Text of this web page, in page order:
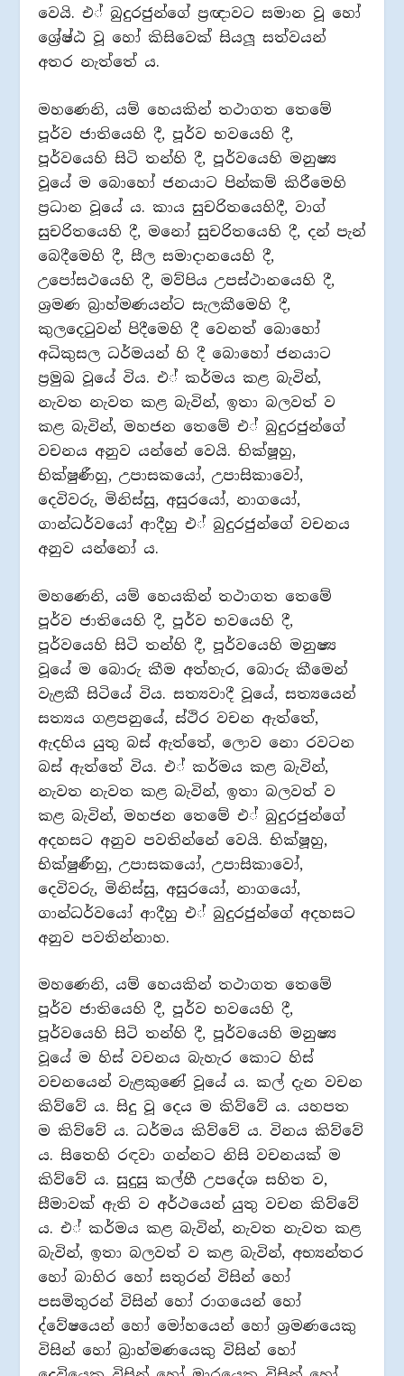
වෙයි. එ් බුදුරජුන්ගේ ප‍්‍රඥාවට සමාන වූ හෝ
ශ්‍රේෂ්ඨ වූ හෝ කිසිවෙක් සියලූ සත්වයන්
අතර නැත්තේ ය.
මහණෙනි, යම් හෙයකින් තථාගත තෙමේ
පූර්ව ජාතියෙහි දී, පූර්ව භවයෙහි දී,
පූර්වයෙහි සිටි තන්හි දී, පූර්වයෙහි මනුෂ්‍ය
වූයේ ම බොහෝ ජනයාට පින්කම් කිරීමෙහි
ප‍්‍රධාන වූයේ ය. කාය සුචරිතයෙහිදී, වාග්
සුචරිතයෙහි දී, මනෝ සුචරිතයෙහි දී, දන් පැන්
බෙදීමෙහි දී, සීල සමාදානයෙහි දී,
උපෝසථයෙහි දී, මව්පිය උපස්ථානයෙහි දී,
ශ‍්‍රමණ බ‍්‍රාහ්මණයන්ට සැලකීමෙහි දී,
කුලදෙටුවන් පිදීමෙහි දී වෙනත් බොහෝ
අධිකුසල ධර්මයන් හි දී බොහෝ ජනයාට
ප‍්‍රමුඛ වූයේ විය. එ් කර්මය කළ බැවින්,
නැවත නැවත කළ බැවින්, ඉතා බලවත් ව
කළ බැවින්, මහජන තෙමේ එ් බුදුරජුන්ගේ
වචනය අනුව යන්නේ වෙයි. භික්ෂූහු,
භික්ෂුණීහු, උපාසකයෝ, උපාසිකාවෝ,
දෙවිවරු, මිනිස්සු, අසුරයෝ, නාගයෝ,
ගාන්ධර්වයෝ ආදීහු එ් බුදුරජුන්ගේ වචනය
අනුව යන්නෝ ය.
මහණෙනි, යම් හෙයකින් තථාගත තෙමේ
පූර්ව ජාතියෙහි දී, පූර්ව භවයෙහි දී,
පූර්වයෙහි සිටි තන්හි දී, පූර්වයෙහි මනුෂ්‍ය
වූයේ ම බොරු කීම අත්හැර, බොරු කීමෙන්
වැළකී සිටියේ විය. සත්‍යවාදී වූයේ, සත්‍යයෙන්
සත්‍යය ගළපනුයේ, ස්ථිර වචන ඇත්තේ,
ඇදහිය යුතු බස් ඇත්තේ, ලොව නො රවටන
බස් ඇත්තේ විය. එ් කර්මය කළ බැවින්,
නැවත නැවත කළ බැවින්, ඉතා බලවත් ව
කළ බැවින්, මහජන තෙමේ එ් බුදුරජුන්ගේ
අදහසට අනුව පවතින්නේ වෙයි. භික්ෂූහු,
භික්ෂුණීහු, උපාසකයෝ, උපාසිකාවෝ,
දෙවිවරු, මිනිස්සු, අසුරයෝ, නාගයෝ,
ගාන්ධර්වයෝ ආදීහු එ් බුදුරජුන්ගේ අදහසට
අනුව පවතින්නාහ.
මහණෙනි, යම් හෙයකින් තථාගත තෙමේ
පූර්ව ජාතියෙහි දී, පූර්ව භවයෙහි දී,
පූර්වයෙහි සිටි තන්හි දී, පූර්වයෙහි මනුෂ්‍ය
වූයේ ම හිස් වචනය බැහැර කොට හිස්
වචනයෙන් වැළකුණේ වූයේ ය. කල් දැන වචන
කිව්වේ ය. සිදු වූ දෙය ම කිව්වේ ය. යහපත
ම කිව්වේ ය. ධර්මය කිව්වේ ය. විනය කිව්වේ
ය. සිතෙහි රඳවා ගන්නට නිසි වචනයක් ම
කිව්වේ ය. සුදුසු කල්හී උපදේශ සහිත ව,
සීමාවක් ඇති ව අර්ථයෙන් යුතු වචන කිව්වේ
ය. එ් කර්මය කළ බැවින්, නැවත නැවත කළ
බැවින්, ඉතා බලවත් ව කළ බැවින්, අභ්‍යන්තර
හෝ බාහිර හෝ සතුරන් විසින් හෝ
පසමිතුරන් විසින් හෝ රාගයෙන් හෝ
ද්වේෂයෙන් හෝ මෝහයෙන් හෝ ශ‍්‍රමණයෙකු
විසින් හෝ බ‍්‍රාහ්මණයෙකු විසින් හෝ